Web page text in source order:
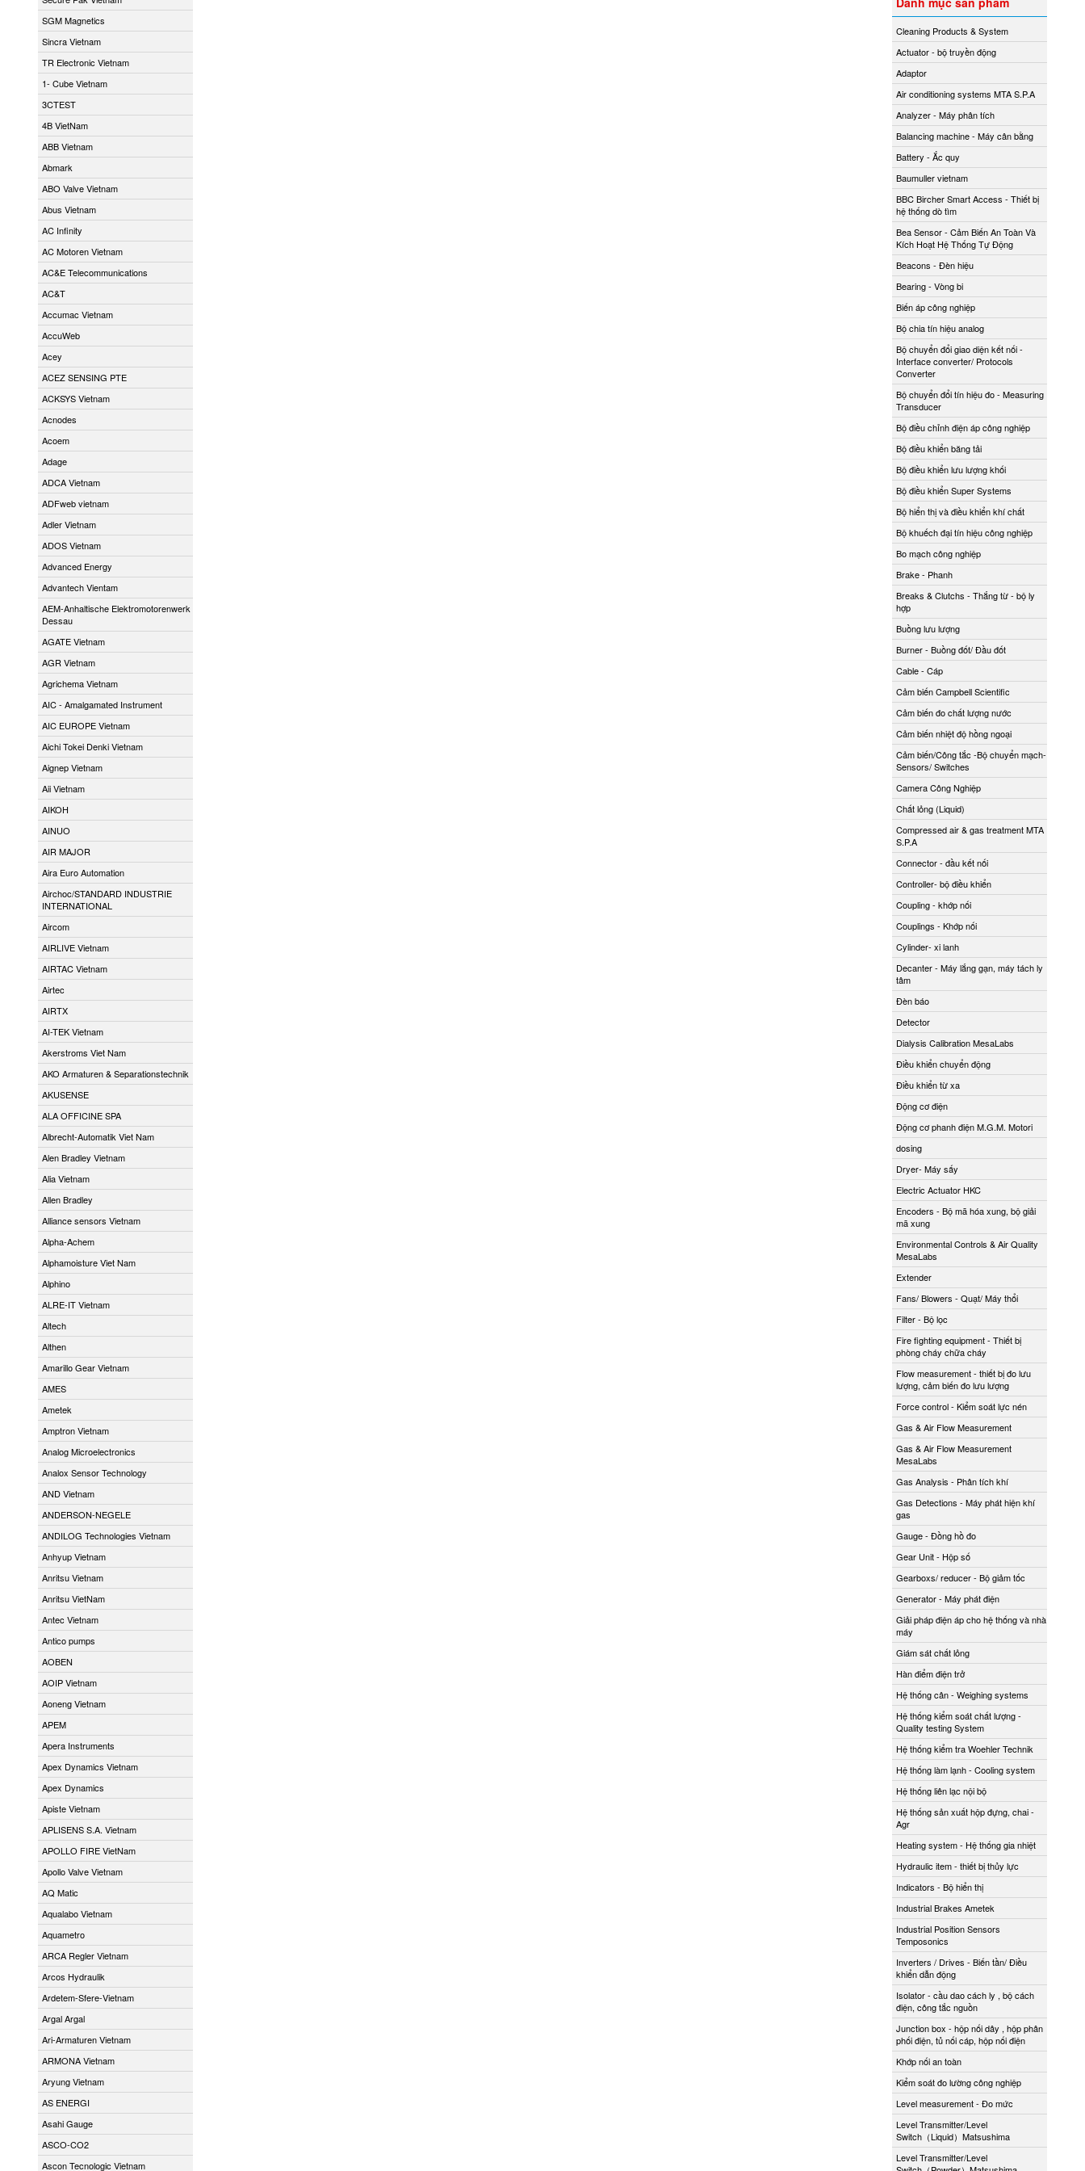
SGM Magnetics
Sincra Vietnam
TR Electronic Vietnam
1- Cube Vietnam
3CTEST
4B VietNam
ABB Vietnam
Abmark
ABO Valve Vietnam
Abus Vietnam
AC Infinity
AC Motoren Vietnam
AC&E Telecommunications
AC&T
Accumac Vietnam
AccuWeb
Acey
ACEZ SENSING PTE
ACKSYS Vietnam
Acnodes
Acoem
Adage
ADCA Vietnam
ADFweb vietnam
Adler Vietnam
ADOS Vietnam
Advanced Energy
Advantech Vientam
AEM-Anhaltische Elektromotorenwerk
Dessau
AGATE Vietnam
AGR Vietnam
Agrichema Vietnam
AIC - Amalgamated Instrument
AIC EUROPE Vietnam
Aichi Tokei Denki Vietnam
Aignep Vietnam
Aii Vietnam
AIKOH
AINUO
AIR MAJOR
Aira Euro Automation
Airchoc/STANDARD INDUSTRIE
INTERNATIONAL
Aircom
AIRLIVE Vietnam
AIRTAC Vietnam
Airtec
AIRTX
AI-TEK Vietnam
Akerstroms Viet Nam
AKO Armaturen & Separationstechnik
AKUSENSE
ALA OFFICINE SPA
Albrecht-Automatik Viet Nam
Alen Bradley Vietnam
Alia Vietnam
Allen Bradley
Alliance sensors Vietnam
Alpha-Achem
Alphamoisture Viet Nam
Alphino
ALRE-IT Vietnam
Altech
Althen
Amarillo Gear Vietnam
AMES
Ametek
Amptron Vietnam
Analog Microelectronics
Analox Sensor Technology
AND Vietnam
ANDERSON-NEGELE
ANDILOG Technologies Vietnam
Anhyup Vietnam
Anritsu Vietnam
Anritsu VietNam
Antec Vietnam
Antico pumps
AOBEN
AOIP Vietnam
Aoneng Vietnam
APEM
Apera Instruments
Apex Dynamics Vietnam
Apex Dynamics
Apiste Vietnam
APLISENS S.A. Vietnam
APOLLO FIRE VietNam
Apollo Valve Vietnam
AQ Matic
Aqualabo Vietnam
Aquametro
ARCA Regler Vietnam
Arcos Hydraulik
Ardetem-Sfere-Vietnam
Argal Argal
Ari-Armaturen Vietnam
ARMONA Vietnam
Aryung Vietnam
AS ENERGI
Asahi Gauge
ASCO-CO2
Ascon Tecnologic Vietnam
Cleaning Products & System
Actuator - bộ truyền động
Adaptor
Air conditioning systems MTA S.P.A
Analyzer - Máy phân tích
Balancing machine - Máy cân bằng
Battery - Ắc quy
Baumuller vietnam
BBC Bircher Smart Access - Thiết bị
hệ thống dò tìm
Bea Sensor - Cảm Biến An Toàn Và
Kích Hoạt Hệ Thống Tự Động
Beacons - Đèn hiệu
Bearing - Vòng bi
Biến áp công nghiệp
Bộ chia tín hiệu analog
Bộ chuyển đổi giao diện kết nối -
Interface converter/ Protocols
Converter
Bộ chuyển đổi tín hiệu đo - Measuring
Transducer
Bộ điều chỉnh điện áp công nghiệp
Bộ điều khiển băng tải
Bộ điều khiển lưu lượng khối
Bộ điều khiển Super Systems
Bộ hiển thị và điều khiển khí chất
Bộ khuếch đại tín hiệu công nghiệp
Bo mạch công nghiệp
Brake - Phanh
Breaks & Clutchs - Thắng từ - bộ ly
hợp
Buồng lưu lượng
Burner - Buồng đốt/ Đầu đốt
Cable - Cáp
Cảm biến Campbell Scientific
Cảm biến đo chất lượng nước
Cảm biến nhiệt độ hồng ngoại
Cảm biến/Công tắc -Bộ chuyển mạch-
Sensors/ Switches
Camera Công Nghiệp
Chất lỏng (Liquid)
Compressed air & gas treatment MTA
S.P.A
Connector - đầu kết nối
Controller- bộ điều khiển
Coupling - khớp nối
Couplings - Khớp nối
Cylinder- xi lanh
Decanter - Máy lắng gạn, máy tách ly
tâm
Đèn báo
Detector
Dialysis Calibration MesaLabs
Điều khiển chuyển động
Điều khiển từ xa
Động cơ điện
Động cơ phanh điện M.G.M. Motori
dosing
Dryer- Máy sấy
Electric Actuator HKC
Encoders - Bộ mã hóa xung, bộ giải
mã xung
Environmental Controls & Air Quality
MesaLabs
Extender
Fans/ Blowers - Quạt/ Máy thổi
Filter - Bộ lọc
Fire fighting equipment - Thiết bị
phòng cháy chữa cháy
Flow measurement - thiết bị đo lưu
lượng, cảm biến đo lưu lượng
Force control - Kiểm soát lực nén
Gas & Air Flow Measurement
Gas & Air Flow Measurement
MesaLabs
Gas Analysis - Phân tích khí
Gas Detections - Máy phát hiện khí
gas
Gauge - Đồng hồ đo
Gear Unit - Hộp số
Gearboxs/ reducer - Bộ giảm tốc
Generator - Máy phát điện
Giải pháp điện áp cho hệ thống và nhà
máy
Giám sát chất lỏng
Hàn điểm điện trở
Hệ thống cân - Weighing systems
Hệ thống kiểm soát chất lượng -
Quality testing System
Hệ thống kiểm tra Woehler Technik
Hệ thống làm lạnh - Cooling system
Hệ thống liên lạc nội bộ
Hệ thống sản xuất hộp đựng, chai -
Agr
Heating system - Hệ thống gia nhiệt
Hydraulic item - thiết bị thủy lực
Indicators - Bộ hiển thị
Industrial Brakes Ametek
Industrial Position Sensors
Temposonics
Inverters / Drives - Biến tần/ Điều
khiển dẫn động
Isolator - cầu dao cách ly , bộ cách
điện, công tắc nguồn
Junction box - hộp nối dây , hộp phân
phối điện, tủ nối cáp, hộp nối điện
Khớp nối an toàn
Kiểm soát đo lường công nghiệp
Level measurement - Đo mức
Level Transmitter/Level
Switch（Liquid）Matsushima
Level Transmitter/Level